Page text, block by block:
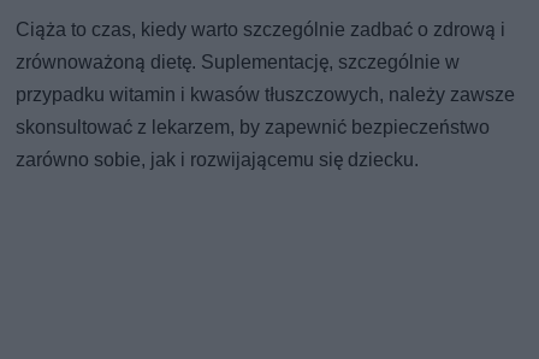
Ciąża to czas, kiedy warto szczególnie zadbać o zdrową i
zrównoważoną dietę. Suplementację, szczególnie w
przypadku witamin i kwasów tłuszczowych, należy zawsze
skonsultować z lekarzem, by zapewnić bezpieczeństwo
zarówno sobie, jak i rozwijającemu się dziecku.